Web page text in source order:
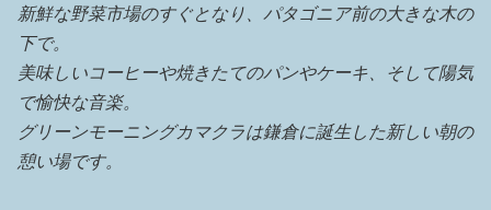
新鮮な野菜市場のすぐとなり、パタゴニア前の大きな木の
下で。
美味しいコーヒーや焼きたてのパンやケーキ、そして陽気
で愉快な音楽。
グリーンモーニングカマクラは鎌倉に誕生した新しい朝の
憩い場です。